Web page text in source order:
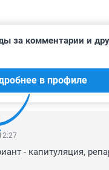
178
за комментарии и
в профиле
- капитуляция,